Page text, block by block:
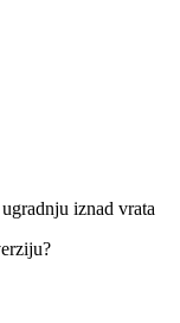
iznad vrata